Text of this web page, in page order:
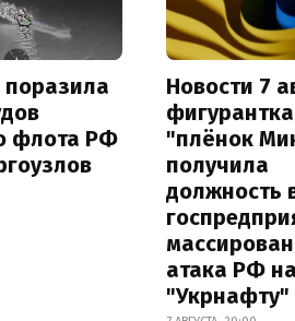
флота РФ
Новости 7
фигурантка
"плёнок
получила
должность
атака РФ на
"Укрнафту"